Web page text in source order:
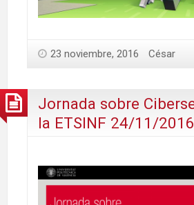
23 noviembre, 2016 César
Jornada sobre
la ETSINF 24/11/2016